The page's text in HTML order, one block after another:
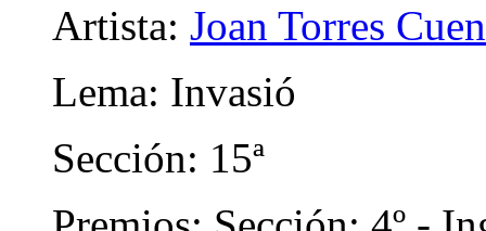
Artista: Joan Torres
Lema: Invasió
Sección: 15ª